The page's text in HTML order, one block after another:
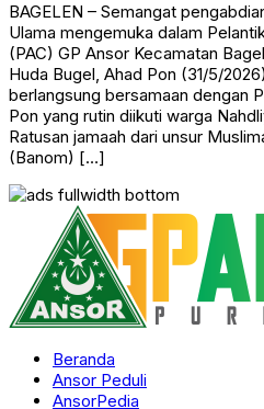
BAGELEN – Semangat
Ulama mengemuka dalam
(PAC) GP Ansor Kecamatan
Huda Bugel, Ahad Pon (31/5/
berlangsung bersamaan dengan
Pon yang rutin diikuti warga
Ratusan jamaah dari unsur
(Banom) […]
Beranda
Ansor Peduli
AnsorPedia